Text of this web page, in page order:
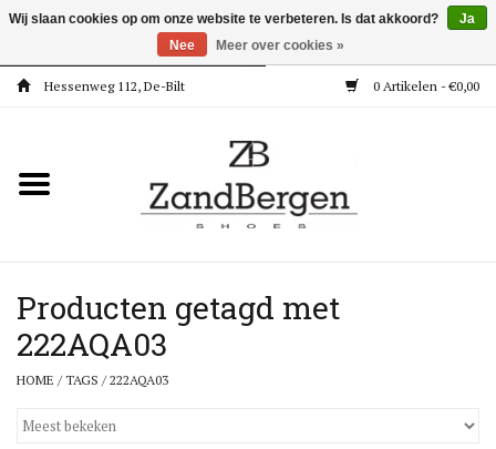
Hessenweg 112, De-Bilt 0 Artikelen - €0,00
Kleding
Meisjes
Jongens
Accessoires
Producten getagd met
222AQA03
HOME /TAGS /222AQA03
Wij slaan cookies op om onze website te verbeteren. Is dat akkoord?
Ja
Nee
Meer over cookies »